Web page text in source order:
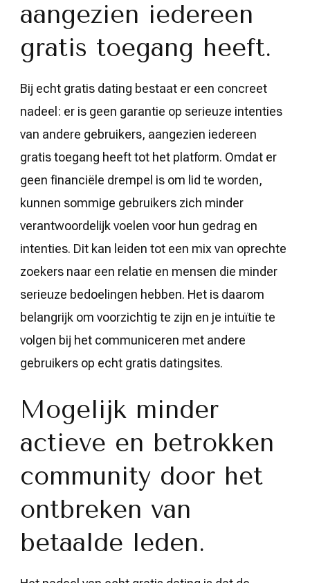
aangezien iedereen
gratis toegang heeft.
Bij echt gratis dating bestaat er een concreet
nadeel: er is geen garantie op serieuze intenties
van andere gebruikers, aangezien iedereen
gratis toegang heeft tot het platform. Omdat er
geen financiële drempel is om lid te worden,
kunnen sommige gebruikers zich minder
verantwoordelijk voelen voor hun gedrag en
intenties. Dit kan leiden tot een mix van oprechte
zoekers naar een relatie en mensen die minder
serieuze bedoelingen hebben. Het is daarom
belangrijk om voorzichtig te zijn en je intuïtie te
volgen bij het communiceren met andere
gebruikers op echt gratis datingsites.
Mogelijk minder
actieve en betrokken
community door het
ontbreken van
betaalde leden.